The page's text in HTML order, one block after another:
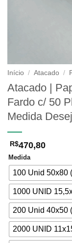
Início / Atacado /
Atacado |
Fardo c/ 50
Medida
R$470,80
Medida
100 Unid 50x80
1000 UNID
200 Unid 40x50
2000 UNID